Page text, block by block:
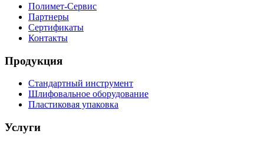
Полимет-Сервис
Партнеры
Сертификаты
Контакты
Продукция
Стандартный инструмент
Шлифовальное оборудование
Пластиковая упаковка
Услуги